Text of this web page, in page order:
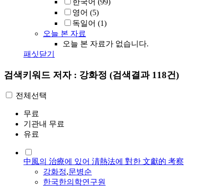
한국어 (99)
영어 (5)
독일어 (1)
오늘 본 자료
오늘 본 자료가 없습니다.
패싯닫기
검색키워드 저자 : 강화정 (검색결과 118건)
전체선택
무료
기관내 무료
유료
中風의 治療에 있어 淸熱法에 對한 文獻的 考察
강화정,문병순
한국한의학연구원